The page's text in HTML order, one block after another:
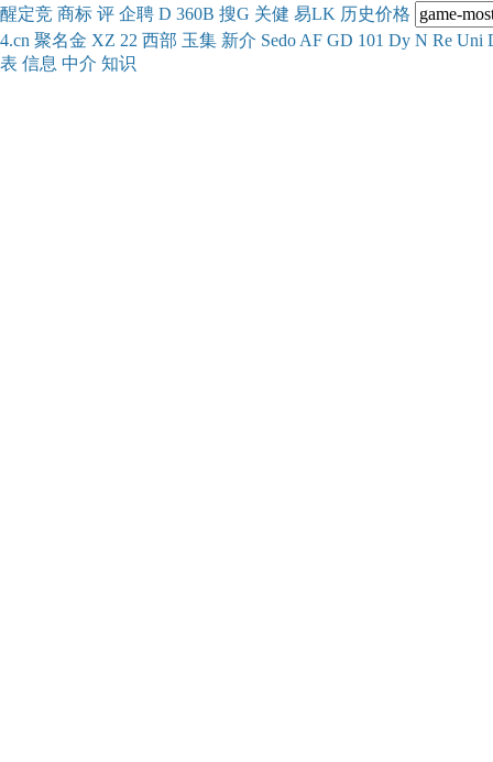
醒定竞 商标 评 企聘 D 360B 搜G 关健 易LK 历史价格
4.cn 聚名金 XZ 22 西部 玉集 新介 Sedo AF GD 101 Dy N Re Uni
表 信息 中介 知识